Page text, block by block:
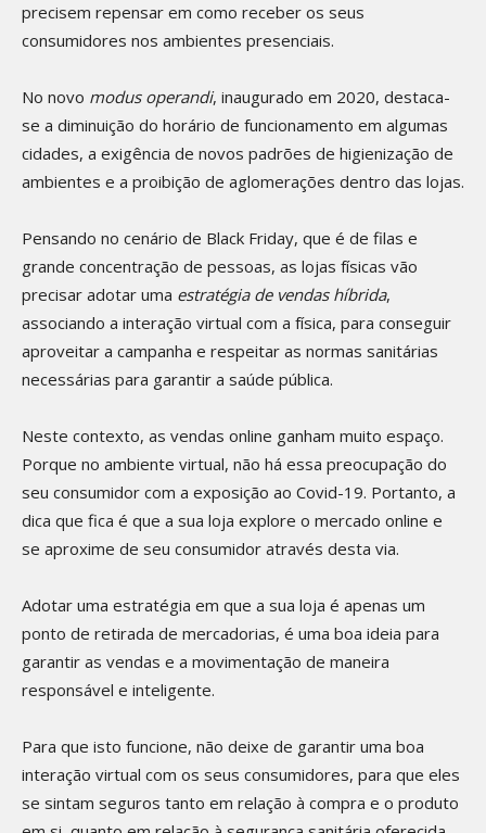
precisem repensar em como receber os seus
consumidores nos ambientes presenciais.
No novo modus operandi, inaugurado em 2020, destaca-
se a diminuição do horário de funcionamento em algumas
cidades, a exigência de novos padrões de higienização de
ambientes e a proibição de aglomerações dentro das lojas.
Pensando no cenário de Black Friday, que é de filas e
grande concentração de pessoas, as lojas físicas vão
precisar adotar uma estratégia de vendas híbrida,
associando a interação virtual com a física, para conseguir
aproveitar a campanha e respeitar as normas sanitárias
necessárias para garantir a saúde pública.
Neste contexto, as vendas online ganham muito espaço.
Porque no ambiente virtual, não há essa preocupação do
seu consumidor com a exposição ao Covid-19. Portanto, a
dica que fica é que a sua loja explore o mercado online e
se aproxime de seu consumidor através desta via.
Adotar uma estratégia em que a sua loja é apenas um
ponto de retirada de mercadorias, é uma boa ideia para
garantir as vendas e a movimentação de maneira
responsável e inteligente.
Para que isto funcione, não deixe de garantir uma boa
interação virtual com os seus consumidores, para que eles
se sintam seguros tanto em relação à compra e o produto